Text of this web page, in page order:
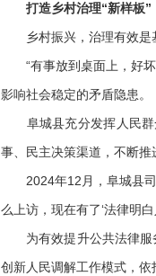
打造乡村治理“新样板”
乡村振兴，治理有效是基
“有事放到桌面上，好坏
影响社会稳定的矛盾隐患。
阜城县充分发挥人民群
事、民主决策渠道，不断推
2024年12月，阜城县司
么上访，现在有了‘法律明
为有效提升公共法律服务
创新人民调解工作模式，依